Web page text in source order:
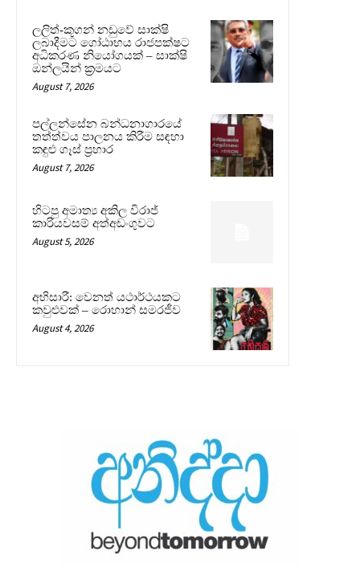
ලලිත්-කූගන් නඩුවේ සාක්ෂි
ලබාදීමට ගෝඨාභය රාජපක්ෂට
අධිකරණ නියෝගයක් – සාක්ෂි
ඔන්ලයින් ක්‍රමයට
August 7, 2026
පල්ලන්සේන බන්ධනාගාරයේ
තත්ත්වය පාලනය කිරීම සඳහා
කඳුළු ගෑස් ප්‍රහාර
August 7, 2026
හිටපු අමාත්‍ය අකිල විරාජ්
කාරියවසම් අත්අඩංගුවට
August 5, 2026
අභිසාරී: වෙනත් යථාර්ථයකට
කවුළුවක් – රොහාන් සමරජීව
August 4, 2026